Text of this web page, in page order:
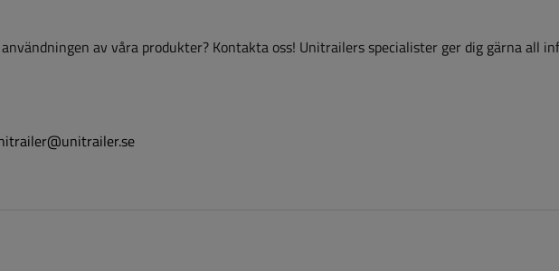
av våra produkter? Kontakta oss! Unitrailers specialister ger dig gärna all